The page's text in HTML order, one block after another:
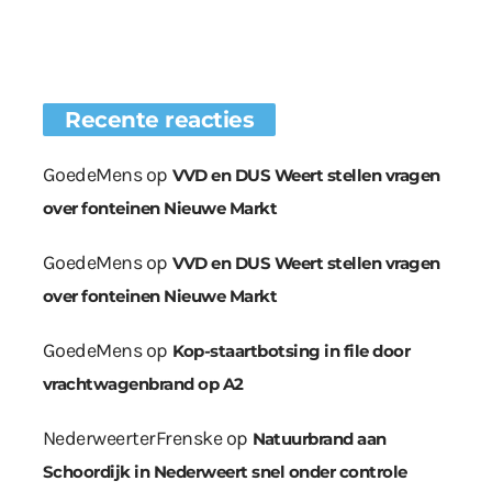
Recente reacties
GoedeMensop VVD en DUS Weert stellen vragen
over fonteinen Nieuwe Markt
GoedeMensop VVD en DUS Weert stellen vragen
over fonteinen Nieuwe Markt
GoedeMensop Kop-staartbotsing in file door
vrachtwagenbrand op A2
NederweerterFrenskeop Natuurbrand aan
Schoordijk in Nederweert snel onder controle